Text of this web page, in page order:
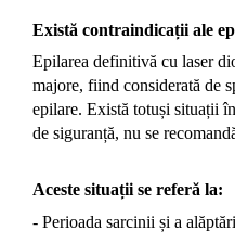
Există contraindicații ale
Epilarea definitivă cu laser
majore, fiind considerată de
epilare. Există totuși situații
de siguranță, nu se
Aceste situații se referă la:
- Perioada sarcinii și a